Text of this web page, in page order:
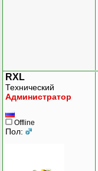
RXL
Технический
Администратор
Offline
Пол: